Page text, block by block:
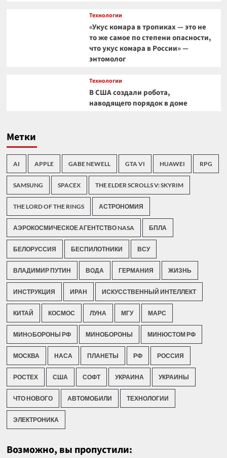
Технологии
«Укус комара в тропиках — это не
то же самое по степени опасности,
что укус комара в России» —
энтомолог
Технологии
В США создали робота,
наводящего порядок в доме
Метки
AI APPLE GABE NEWELL GTA VI HUAWEI RPG
SAMSUNG SPACEX THE ELDER SCROLLS V: SKYRIM
THE LORD OF THE RINGS АСТРОНОМИЯ
АЭРОКОСМИЧЕСКОЕ АГЕНТСТВО NASA БПЛА
БЕЛОРУССИЯ БЕСПИЛОТНИКИ ВСУ
ВЛАДИМИР ПУТИН ВОДА ГЕРМАНИЯ ЖИЗНЬ
ИНСТРУКЦИЯ ИРАН ИСКУССТВЕННЫЙ ИНТЕЛЛЕКТ
КИТАЙ КОСМОС ЛУНА МГУ МАРС
МИНOБОРОНЫ РФ МИНОБОРОНЫ МИНЮСТОМ РФ
МОСКВА НАСА ПЛАНЕТЫ РФ РОССИЯ
РОСТЕХ США СОФТ УКРАИНА УКРАИНЫ
ЧТО НОВОГО АВТОМОБИЛИ ТЕХНОЛОГИИ
ЭЛЕКТРОНИКА
Возможно, вы пропустили: